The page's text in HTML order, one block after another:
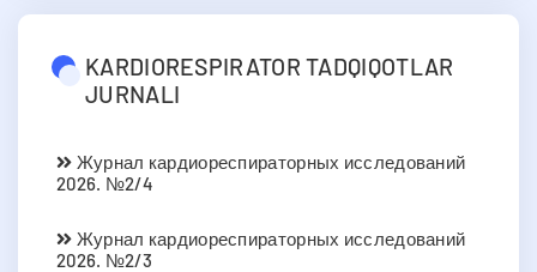
KARDIORESPIRATOR TADQIQOTLAR
JURNALI
Журнал кардиореспираторных исследований
2026. №2/4
Журнал кардиореспираторных исследований
2026. №2/3